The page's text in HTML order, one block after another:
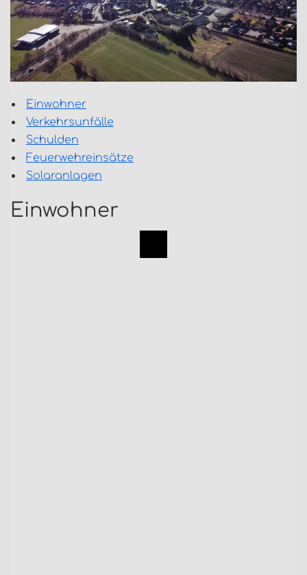
Einwohner
Verkehrsunfälle
Schulden
Feuerwehreinsätze
Solaranlagen
Einwohner